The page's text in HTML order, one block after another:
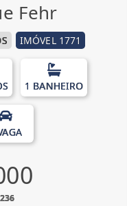
Fehr
IMÓVEL 1771
1 BANHEIRO